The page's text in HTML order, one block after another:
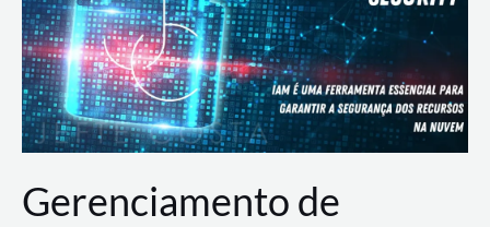
Operações
Gerenciamento de